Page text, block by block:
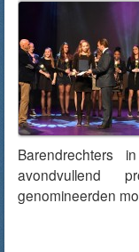
Barendrechters
avondvullend
genomineerden